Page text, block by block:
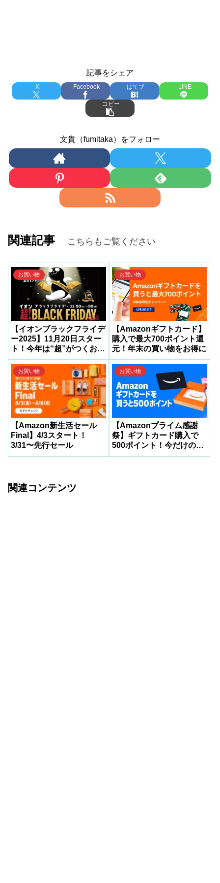
記事をシェア
X Facebook はてブ LINE
コピー
文貴（fumitaka）をフォロー
関連記事 こちらもご覧ください
お買い物
【イオンブラックフライデ
ー2025】11月20日スター
ト！今年は“超”がつくお得
祭り
お買い物
【Amazonギフトカード】
購入で最大700ポイント還
元！年末の買い物をお得に
お買い物
【Amazon新生活セール
Final】4/3スタート！
3/31〜先行セール
お買い物
【Amazonプライム感謝
祭】ギフトカード購入で
500ポイント！今だけの超
お得キャンペーン
関連コンテンツ